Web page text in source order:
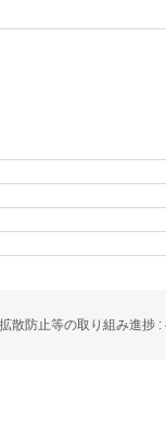
散防止等の取り組み進捗